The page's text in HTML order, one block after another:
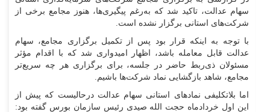
سهام عدالت، تاکید شد که به‌رغم پیگیری‌ها، هنوز مجامع برخی از
شرکت‌های استانی برگزار نشده است.
با توجه به اینکه قرار بود پس از تکمیل برگزاری مجامع، سهام
عدالت قابل معامله باشد، اظهار امیدواری شد که با اقدام مؤثر
مسئولان ذی‌ربط حاضر در جلسه، برای برگزاری هر چه سریع‌تر
مجامع، شاهد بازگشایی نماد شرکت‌ها باشیم.
اما بلاتکلیفی نماد‌های استانی سهام عدالت درحالیست که پیش از
این اول خردادماه حجت الله صیدی رئیس سازمان بورس گفته بود: